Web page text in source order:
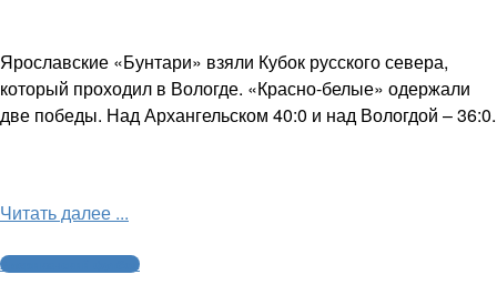
Ярославские «Бунтари» взяли Кубок русского севера,
который проходил в Вологде. «Красно-белые» одержали
две победы. Над Архангельском 40:0 и над Вологдой – 36:0.
Читать далее ...
Американский футбол